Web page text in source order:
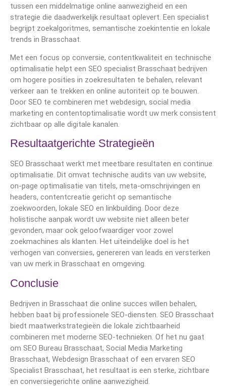
tussen een middelmatige online aanwezigheid en een
strategie die daadwerkelijk resultaat oplevert. Een specialist
begrijpt zoekalgoritmes, semantische zoekintentie en lokale
trends in Brasschaat.
Met een focus op conversie, contentkwaliteit en technische
optimalisatie helpt een SEO specialist Brasschaat bedrijven
om hogere posities in zoekresultaten te behalen, relevant
verkeer aan te trekken en online autoriteit op te bouwen.
Door SEO te combineren met webdesign, social media
marketing en contentoptimalisatie wordt uw merk consistent
zichtbaar op alle digitale kanalen.
Resultaatgerichte Strategieën
SEO Brasschaat werkt met meetbare resultaten en continue
optimalisatie. Dit omvat technische audits van uw website,
on-page optimalisatie van titels, meta-omschrijvingen en
headers, contentcreatie gericht op semantische
zoekwoorden, lokale SEO en linkbuilding. Door deze
holistische aanpak wordt uw website niet alleen beter
gevonden, maar ook geloofwaardiger voor zowel
zoekmachines als klanten. Het uiteindelijke doel is het
verhogen van conversies, genereren van leads en versterken
van uw merk in Brasschaat en omgeving.
Conclusie
Bedrijven in Brasschaat die online succes willen behalen,
hebben baat bij professionele SEO-diensten. SEO Brasschaat
biedt maatwerkstrategieën die lokale zichtbaarheid
combineren met moderne SEO-technieken. Of het nu gaat
om SEO Bureau Brasschaat, Social Media Marketing
Brasschaat, Webdesign Brasschaat of een ervaren SEO
Specialist Brasschaat, het resultaat is een sterke, zichtbare
en conversiegerichte online aanwezigheid.